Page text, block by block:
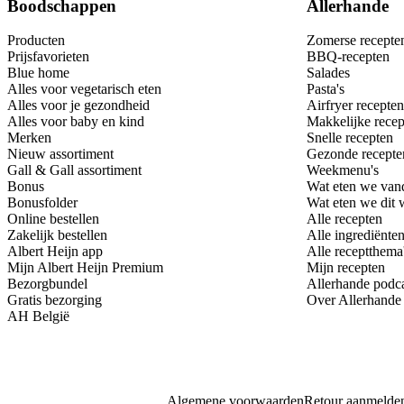
Boodschappen
Producten
Prijsfavorieten
Blue home
Alles voor vegetarisch eten
Alles voor je gezondheid
Alles voor baby en kind
Merken
Nieuw assortiment
Gall & Gall assortiment
Bonus
Bonusfolder
Online bestellen
Zakelijk bestellen
Albert Heijn app
Mijn Albert Heijn Premium
Bezorgbundel
Gratis bezorging
AH België
Allerhande
Zomerse
BBQ-recepten
Salades
Pasta's
Airfryer recepten
Makkelijke
Snelle recepten
Gezonde
Weekmenu's
Wat eten we
Wat eten we dit
Alle recepten
Alle ingrediënten
Alle
Mijn recepten
Allerhande
Over Allerhande